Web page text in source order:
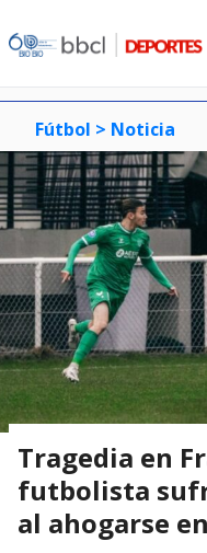
Fútbol > Noticia
Tragedia en
futbolista
al ahogarse